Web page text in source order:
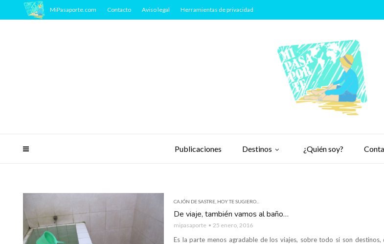
Publicaciones Destinos ¿Quién soy?
MiPasaporte.com Contacto Aviso legal Herramientas de privacidad
CAJÓN DE SASTRE HOY TE SUGIERO...
De viaje, también vamos al baño…
mipasaporte 25 enero, 2016
Es la parte menos agradable de los viajes, sobre todo si son